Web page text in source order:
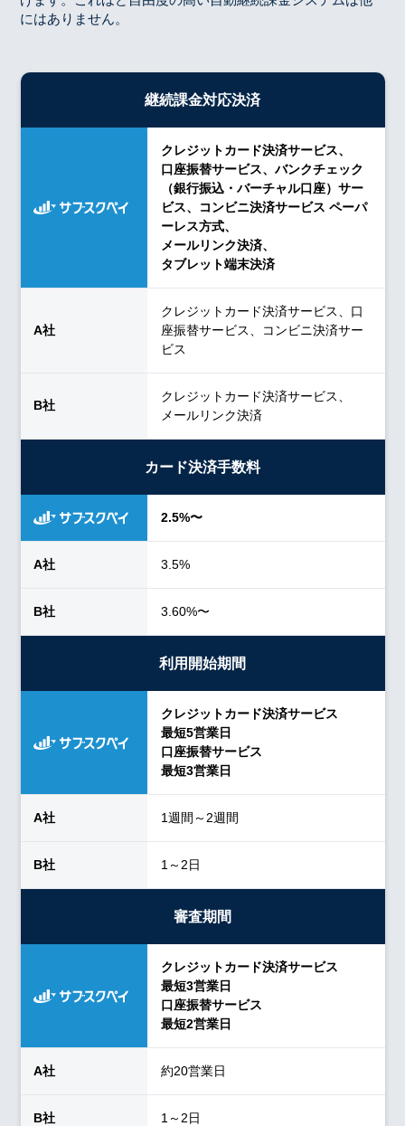
にはありません。
継続課金対応決済
クレジットカード決済サービス、
口座振替サービス、バンクチェック
（銀行振込・バーチャル口座）サー
ビス、コンビニ決済サービス ペーパ
ーレス方式、
メールリンク決済、
タブレット端末決済
クレジットカード決済サービス、口
座振替サービス、コンビニ決済サー
ビス
クレジットカード決済サービス、
メールリンク決済
カード決済手数料
2.5%〜
3.5%
3.60%〜
利用開始期間
クレジットカード決済サービス
最短5営業日
口座振替サービス
最短3営業日
1週間～2週間
1～2日
審査期間
クレジットカード決済サービス
最短3営業日
口座振替サービス
最短2営業日
約20営業日
1～2日